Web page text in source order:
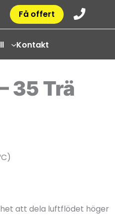
Få offert
Kontakt
35 Trä
att dela luftflödet höger